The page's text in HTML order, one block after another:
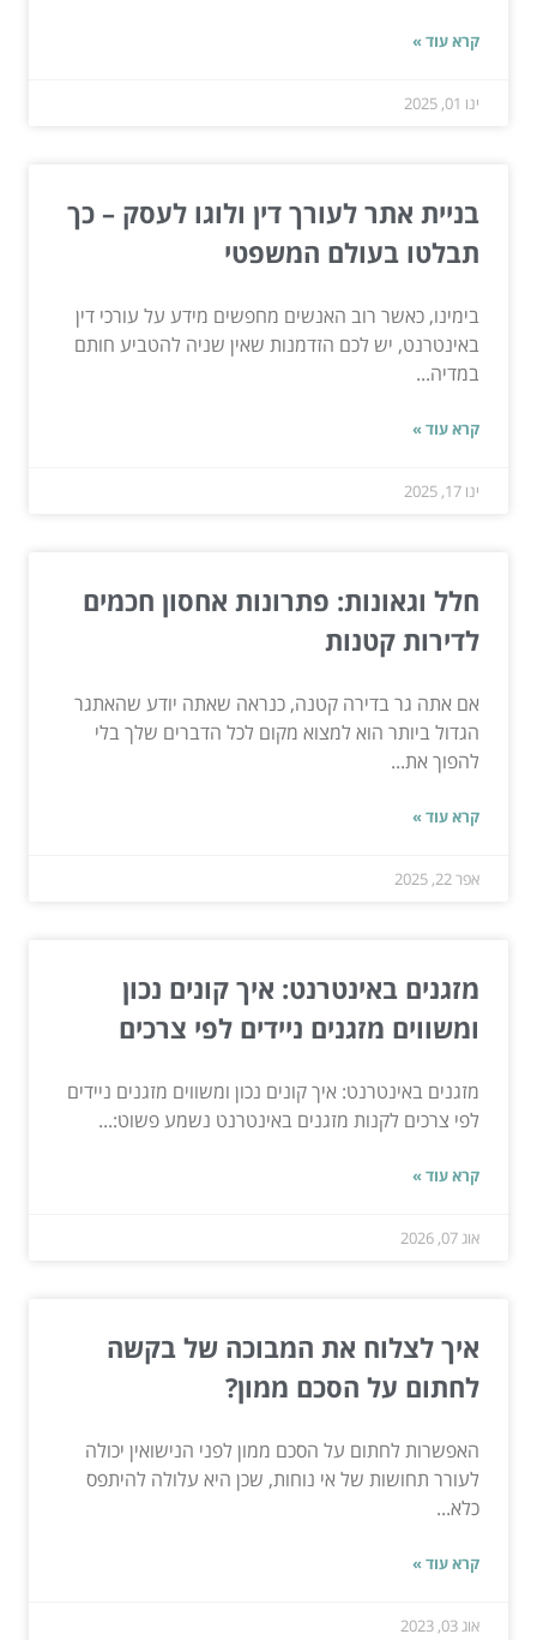
קרא עוד »
ינו 01, 2025
בניית אתר לעורך דין ולוגו לעסק – כך
תבלטו בעולם המשפטי
בימינו, כאשר רוב האנשים מחפשים מידע על עורכי דין
באינטרנט, יש לכם הזדמנות שאין שניה להטביע חותם
במדיה...
קרא עוד »
ינו 17, 2025
חלל וגאונות: פתרונות אחסון חכמים
לדירות קטנות
אם אתה גר בדירה קטנה, כנראה שאתה יודע שהאתגר
הגדול ביותר הוא למצוא מקום לכל הדברים שלך בלי
להפוך את...
קרא עוד »
אפר 22, 2025
מזגנים באינטרנט: איך קונים נכון
ומשווים מזגנים ניידים לפי צרכים
מזגנים באינטרנט: איך קונים נכון ומשווים מזגנים ניידים
לפי צרכים לקנות מזגנים באינטרנט נשמע פשוט:...
קרא עוד »
אוג 07, 2026
איך לצלוח את המבוכה של בקשה
לחתום על הסכם ממון?
האפשרות לחתום על הסכם ממון לפני הנישואין יכולה
לעורר תחושות של אי נוחות, שכן היא עלולה להיתפס
כלא...
קרא עוד »
אוג 03, 2023